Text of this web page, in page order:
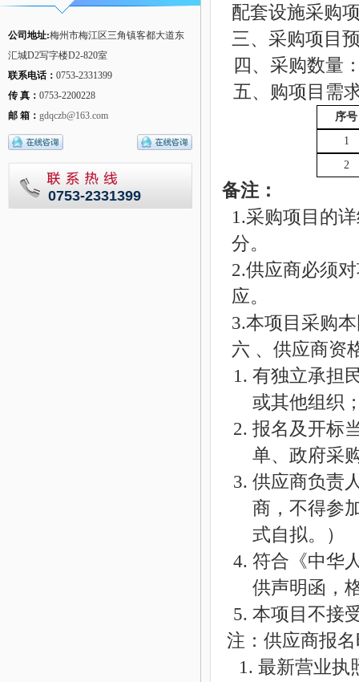
公司地址:梅州市梅江区三角镇客都大道东
汇城D2写字楼D2-820室
联系电话： 0753-2331399
传 真： 0753-2200228
邮 箱： gdqczb@163.com
0753-2331399
配套设施采购
三、采购项目
四、采购数量
五、购项目需
序号
1
2
备注：
1.采购项目的
分。
2.供应商必须
应。
3.本项目采购
六 、供应商资
1. 有独立承担
或其他组织
2. 报名及开标
单、政府采
3. 供应商负责
商，不得参
式自拟。）
4. 符合《中华
供声明函，
5. 本项目不接
注：供应商报
1. 最新营业